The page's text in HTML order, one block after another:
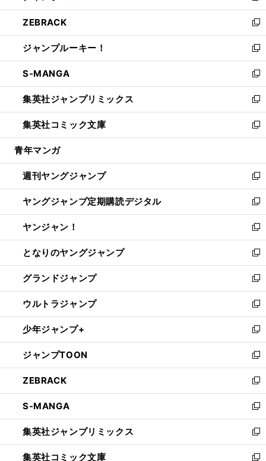
開
く
ウ
で
開
く
ン
ド
ウ
で
開
く
ウ
ィ
ン
ド
ウ
で
開
く
し
い
ウ
ィ
ン
ド
ウ
で
開
く
ZEBRACK
新
し
い
ウ
ィ
ン
ド
ウ
で
開
ジャンプルーキー！
新
し
い
ウ
ィ
ン
ド
ウ
開
く
S-MANGA
新
し
い
ウ
ィ
ン
ウ
で
開
く
集英社ジャンプリミックス
新
し
い
ウ
ン
ド
ウ
で
開
く
集英社コミック文庫
新
し
ウ
ィ
ン
ド
ウ
で
開
く
青年マンガ
週刊ヤングジャンプ
新
し
い
ウ
ィ
ン
ド
ウ
で
開
く
ヤングジャンプ定期購読デジタル
新
し
い
ウ
ィ
ン
ド
ウ
で
開
く
ヤンジャン！
新
し
い
ウ
ィ
ン
ド
ウ
で
開
く
となりのヤングジャンプ
新
し
い
ウ
ィ
ン
ド
ウ
で
開
く
グランドジャンプ
新
し
い
ウ
ィ
ン
ド
ウ
で
開
く
ウルトラジャンプ
新
し
い
ウ
ィ
ン
ド
ウ
で
開
く
少年ジャンプ+
新
し
い
ウ
ィ
ン
ド
ウ
で
開
く
ジャンプTOON
新
し
い
ウ
ィ
ン
ド
ウ
で
ZEBRACK
新
し
い
ウ
ィ
ン
ド
S-MANGA
新
し
い
ウ
ィ
集英社ジャンプリミックス
新
し
集英社コミック文庫